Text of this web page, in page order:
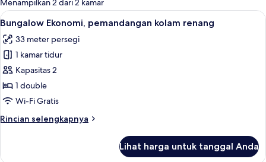
kamar
Menampilkan 2 dari 2 kamar
Lihat
semua
foto
untuk
Bungalow
Ekonomi,
pemandangan
renang
Bungalow Ekonomi, pemandangan
5
Bungalow Ekonomi, pemandangan kolam renang
33 meter persegi
1 kamar tidur
Kapasitas 2
1 double
Wi-Fi Gratis
Rincian selengkapnya
Rincian
Lihat harga untuk tanggal Anda